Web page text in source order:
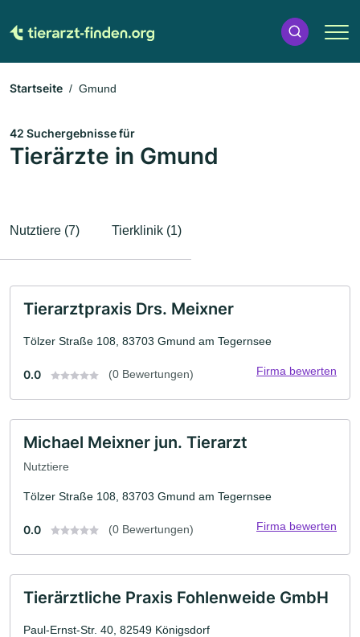
Startseite Gmund
42 Suchergebnisse für
Tierärzte in Gmund
Nutztiere (7) Tierklinik (1)
Tierarztpraxis Drs. Meixner
Tölzer Straße 108, 83703 Gmund am Tegernsee
0.0 (0 Bewertungen) Firma bewerten
Michael Meixner jun. Tierarzt
Nutztiere
Tölzer Straße 108, 83703 Gmund am Tegernsee
0.0 (0 Bewertungen) Firma bewerten
Tierärztliche Praxis Fohlenweide GmbH
Paul-Ernst-Str. 40, 82549 Königsdorf